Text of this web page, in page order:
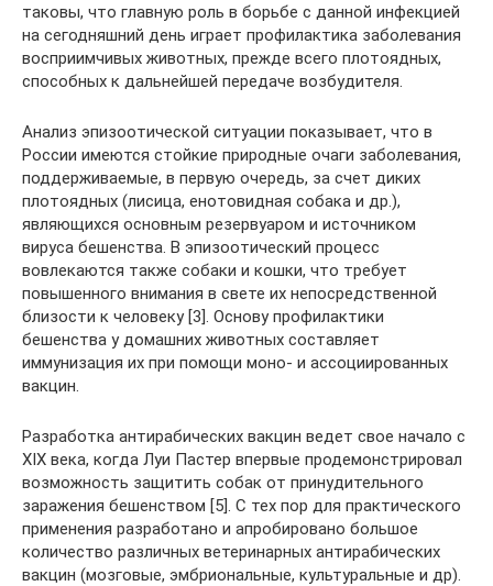
таковы, что главную роль в борьбе с данной инфекцией
на сегодняшний день играет профилактика заболевания
восприимчивых животных, прежде всего плотоядных,
способных к дальнейшей передаче возбудителя.
Анализ эпизоотической ситуации показывает, что в
России имеются стойкие природные очаги заболевания,
поддерживаемые, в первую очередь, за счет диких
плотоядных (лисица, енотовидная собака и др.),
являющихся основным резервуаром и источником
вируса бешенства. В эпизоотический процесс
вовлекаются также собаки и кошки, что требует
повышенного внимания в свете их непосредственной
близости к человеку [3]. Основу профилактики
бешенства у домашних животных составляет
иммунизация их при помощи моно- и ассоциированных
вакцин.
Разработка антирабических вакцин ведет свое начало с
XIX века, когда Луи Пастер впервые продемонстрировал
возможность защитить собак от принудительного
заражения бешенством [5]. С тех пор для практического
применения разработано и апробировано большое
количество различных ветеринарных антирабических
вакцин (мозговые, эмбриональные, культуральные и др).